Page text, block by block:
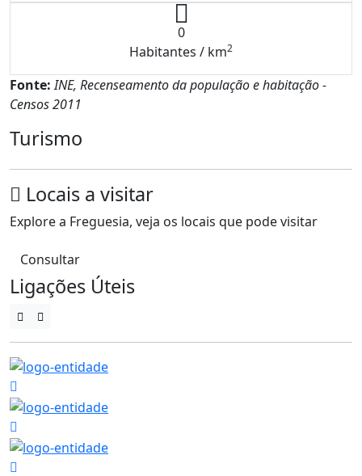
0
Habitantes / km2
Fonte:INE, Recenseamento da população e habitação -
Censos 2011
Turismo
Locais a visitar
Explore a Freguesia, veja os locais que pode visitar
Consultar
Ligações Úteis